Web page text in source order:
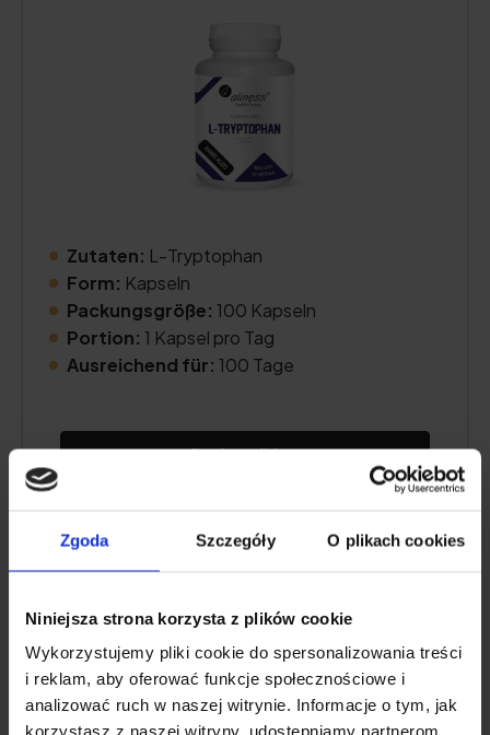
Zgoda Szczegóły O plikach cookies
Niniejsza strona korzysta z plików cookie
Wykorzystujemy pliki cookie do spersonalizowania treści
i reklam, aby oferować funkcje społecznościowe i
analizować ruch w naszej witrynie. Informacje o tym, jak
korzystasz z naszej witryny, udostępniamy partnerom
Zutaten: L-Tryptophan
Form: Kapseln
Packungsgröße: 100 Kapseln
Portion: 1 Kapsel pro Tag
Ausreichend für: 100 Tage
Preis prüfen
Beschreibung des Produkts
Pro und Kontra
Zusätzliche Informationen